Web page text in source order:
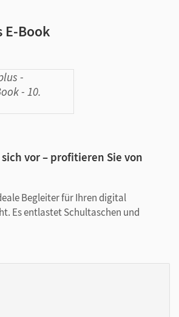
E-Book
vor – profitieren Sie von
Begleiter für Ihren digital
Es entlastet Schultaschen und
unkompliziert verfügbar.